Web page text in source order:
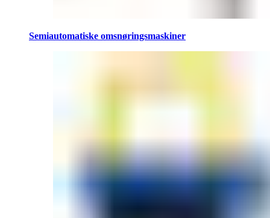
Semiautomatiske omsnøringsmaskiner